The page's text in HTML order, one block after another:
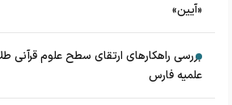
«آیین»
بررسی راهکارهای ارتقای سطح علوم قرآنی
علمیه فارس